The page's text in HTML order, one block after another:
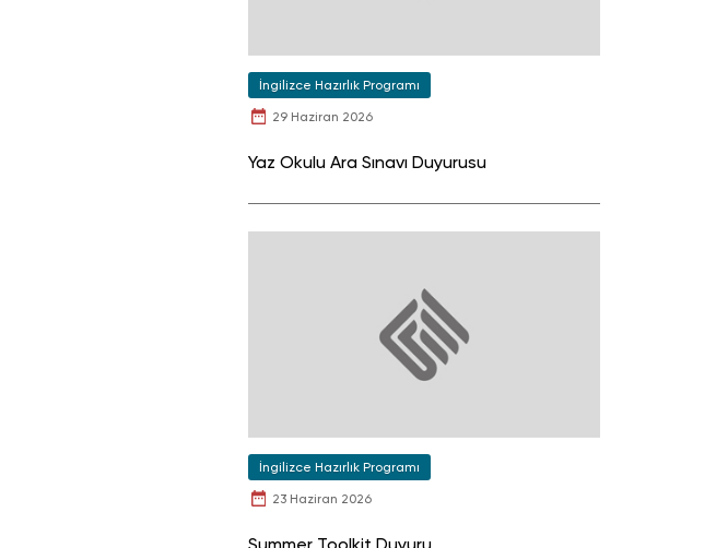
İngilizce Hazırlık Programı
29 Haziran 2026
Yaz Okulu Ara Sınavı Duyurusu
İngilizce Hazırlık Programı
23 Haziran 2026